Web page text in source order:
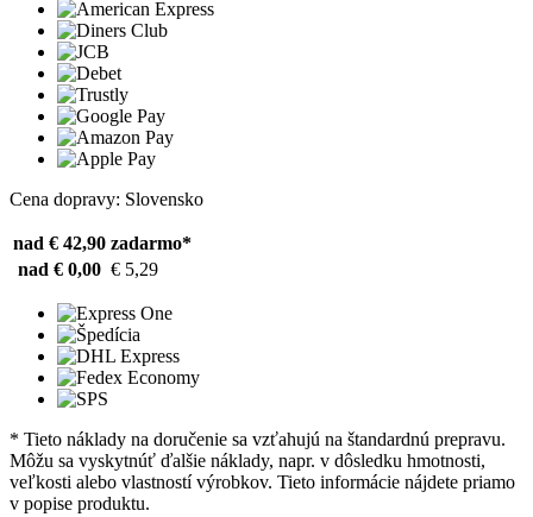
Cena dopravy: Slovensko
nad € 42,90 zadarmo*
nad € 0,00 € 5,29
* Tieto náklady na doručenie sa vzťahujú na štandardnú prepravu.
Môžu sa vyskytnúť ďalšie náklady, napr. v dôsledku hmotnosti,
veľkosti alebo vlastností výrobkov. Tieto informácie nájdete priamo
v popise produktu.